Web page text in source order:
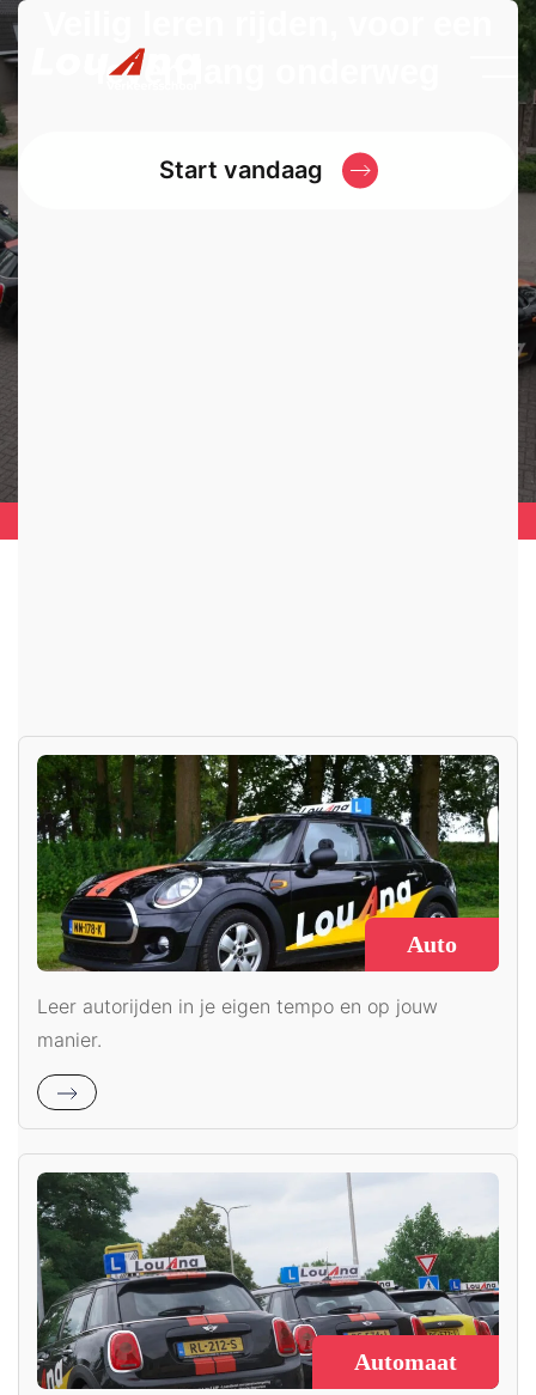
leven lang onderweg
Start vandaag
Auto
Leer autorijden in je eigen tempo en op jouw
manier.
Automaat